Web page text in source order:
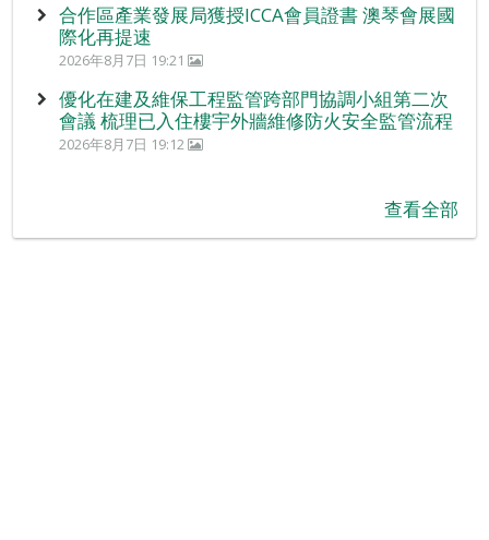
合作區產業發展局獲授ICCA會員證書 澳琴會展國
際化再提速
2026年8月7日 19:21
優化在建及維保工程監管跨部門協調小組第二次
會議 梳理已入住樓宇外牆維修防火安全監管流程
2026年8月7日 19:12
查看全部